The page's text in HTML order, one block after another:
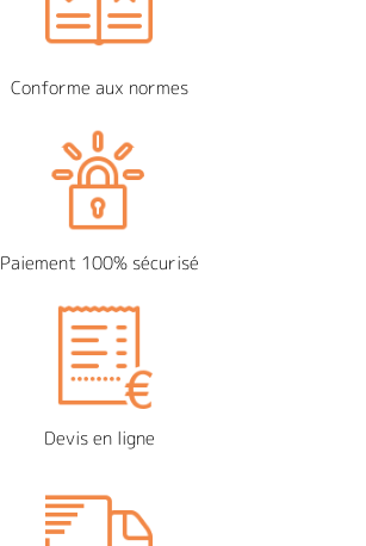
Conforme aux normes
Paiement 100% sécurisé
Devis en ligne